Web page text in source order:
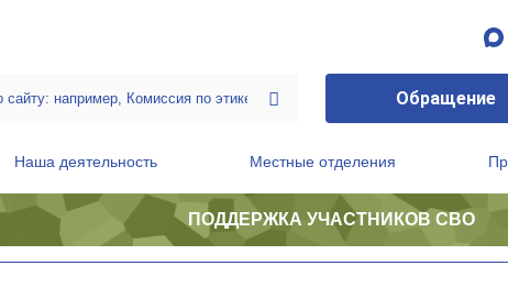
Обращение
Наша деятельность Местные отделения
ПОДДЕРЖКА УЧАСТНИКОВ СВО